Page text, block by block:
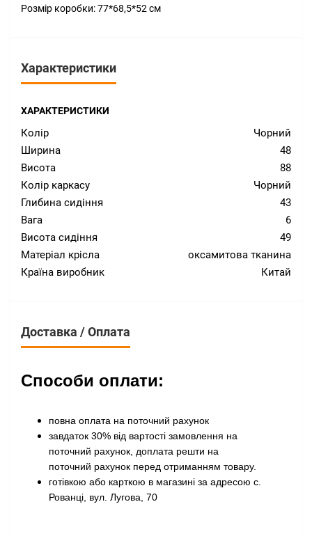
Розмір коробки: 77*68,5*52 см
Характеристики
ХАРАКТЕРИСТИКИ
Колір
Чорний
Ширина
48
Висота
88
Колір каркасу
Чорний
Глибина сидіння
43
Вага
6
Висота сидіння
49
Матеріал крісла
оксамитова тканина
Країна виробник
Китай
Доставка / Оплата
Способи оплати:
повна оплата на поточний рахунок
завдаток 30% від вартості замовлення на
поточний рахунок, доплата решти на
поточний рахунок перед отриманням товару.
готівкою або карткою в магазині за адресою с.
Рованці, вул. Лугова, 70